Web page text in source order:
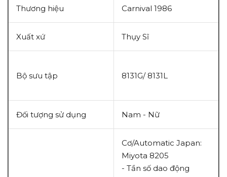
Thương hiệu Carnival 1986
Xuất xứ Thụy Sĩ
Bộ sưu tập 8131G/ 8131L
Đối tượng sử dụng Nam - Nữ
Cơ/Automatic Japan:
Miyota 8205
- Tần số dao động